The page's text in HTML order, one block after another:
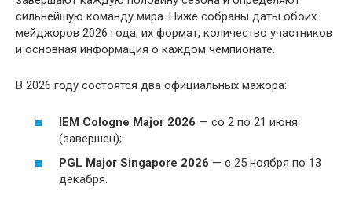
сильнейшую команду мира. Ниже собраны даты обоих
мейджоров 2026 года, их формат, количество участников
и основная информация о каждом чемпионате.
В 2026 году состоятся два официальных мажора:
IEM Cologne Major 2026 — со 2 по 21 июня
(завершен);
PGL Major Singapore 2026 — с 25 ноября по 13
декабря.